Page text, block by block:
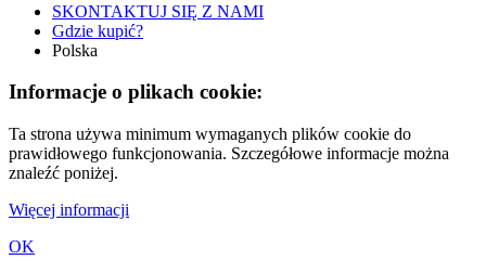
SKONTAKTUJ SIĘ Z NAMI
Gdzie kupić?
Polska
Informacje o plikach cookie:
Ta strona używa minimum wymaganych plików cookie do
prawidłowego funkcjonowania. Szczegółowe informacje można
znaleźć poniżej.
Więcej informacji
OK